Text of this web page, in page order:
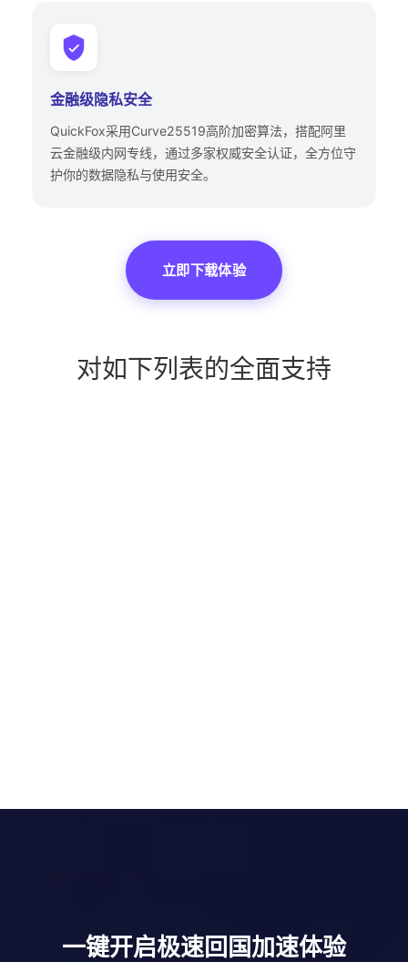
金融级隐私安全
QuickFox采用Curve25519高阶加密算法，搭配阿里
云金融级内网专线，通过多家权威安全认证，全方位守
护你的数据隐私与使用安全。
立即下载体验
对如下列表的全面支持
一键开启极速回国加速体验